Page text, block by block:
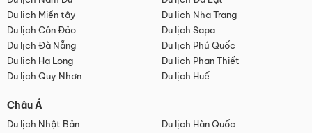
Du lịch Miền tây
Du lịch Nha Trang
Du lịch Côn Đảo
Du lịch Sapa
Du lịch Đà Nẵng
Du lịch Phú Quốc
Du lịch Hạ Long
Du lịch Phan Thiết
Du lịch Quy Nhơn
Du lịch Huế
Châu Á
Du lịch Nhật Bản
Du lịch Hàn Quốc